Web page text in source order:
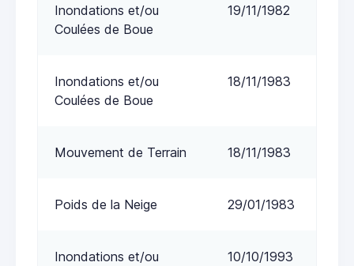
Inondations et/ou
Coulées de Boue
19/11/1982
Inondations et/ou
Coulées de Boue
18/11/1983
Mouvement de Terrain 18/11/1983
Poids de la Neige 29/01/1983
Inondations et/ou
10/10/1993